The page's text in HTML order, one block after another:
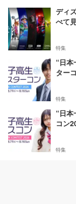
ディ
べて
特集
“日
ター
特集
“日
コン
特集